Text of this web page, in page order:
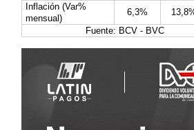
Inflación (Var%
mensual)
6,3%
Fuente: BCV - BVC